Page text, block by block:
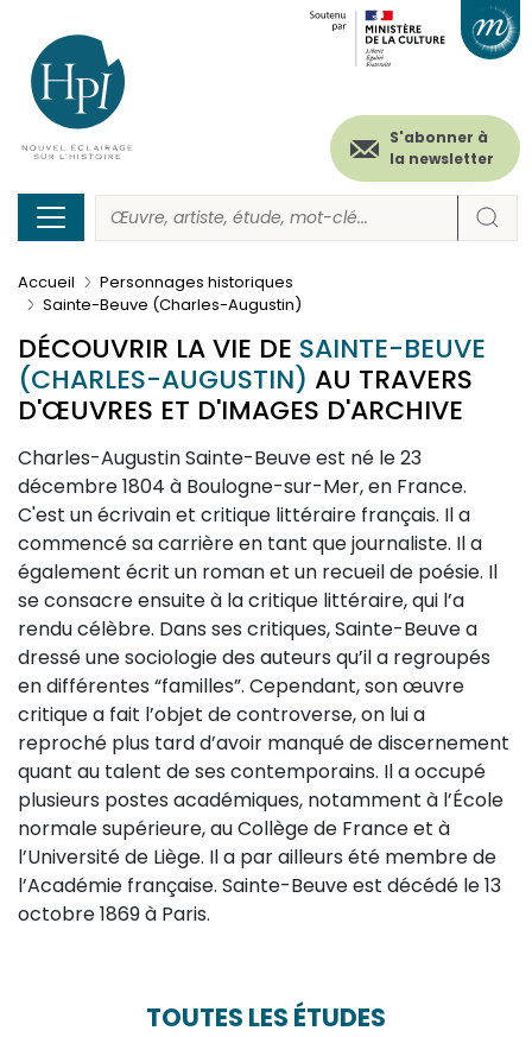
contenu
principal
Menu
secondaire
(header)
S'abonner à
la newsletter
Accueil
Personnages historiques
Sainte-Beuve (Charles-Augustin)
DÉCOUVRIR LA VIE DE SAINTE-BEUVE
(CHARLES-AUGUSTIN) AU TRAVERS
D'ŒUVRES ET D'IMAGES D'ARCHIVE
Description
Charles-Augustin Sainte-Beuve est né le 23
décembre 1804 à Boulogne-sur-Mer, en France.
C'est un écrivain et critique littéraire français. Il a
commencé sa carrière en tant que journaliste. Il a
également écrit un roman et un recueil de poésie. Il
se consacre ensuite à la critique littéraire, qui l’a
rendu célèbre. Dans ses critiques, Sainte-Beuve a
dressé une sociologie des auteurs qu’il a regroupés
en différentes “familles”. Cependant, son œuvre
critique a fait l’objet de controverse, on lui a
reproché plus tard d’avoir manqué de discernement
quant au talent de ses contemporains. Il a occupé
plusieurs postes académiques, notamment à l’École
normale supérieure, au Collège de France et à
l’Université de Liège. Il a par ailleurs été membre de
l’Académie française. Sainte-Beuve est décédé le 13
octobre 1869 à Paris.
TOUTES LES ÉTUDES